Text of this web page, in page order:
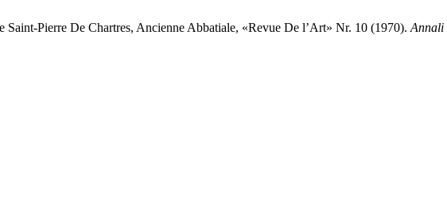
Pierre De Chartres, Ancienne Abbatiale, «Revue De l’Art» Nr. 10 (1970). Annali